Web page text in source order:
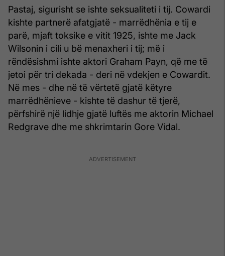
Pastaj, sigurisht se ishte seksualiteti i tij. Cowardi
kishte partnerë afatgjatë - marrëdhënia e tij e
parë, mjaft toksike e vitit 1925, ishte me Jack
Wilsonin i cili u bë menaxheri i tij; më i
rëndësishmi ishte aktori Graham Payn, që me të
jetoi për tri dekada - deri në vdekjen e Cowardit.
Në mes - dhe në të vërtetë gjatë këtyre
marrëdhënieve - kishte të dashur të tjerë,
përfshirë një lidhje gjatë luftës me aktorin Michael
Redgrave dhe me shkrimtarin Gore Vidal.